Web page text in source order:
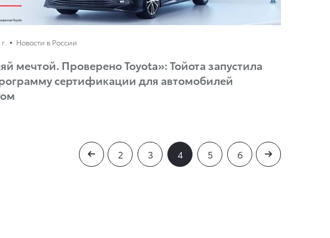
Новости в России
мечтой. Проверено Toyota»: Тойота запустила
сертификации для автомобилей
2 3 4 5 6